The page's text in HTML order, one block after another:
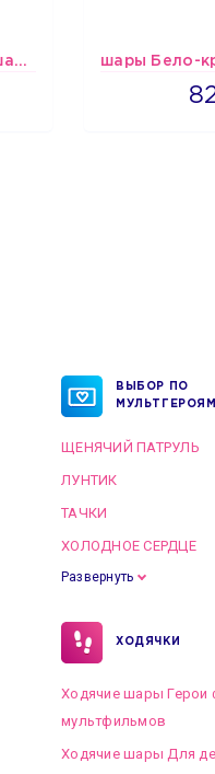
шары Клоун в колпаке с шариком
ВЫБОР ПО
МУЛЬТГЕРОЯМ
ЩЕНЯЧИЙ ПАТРУЛЬ
ЛУНТИК
ТАЧКИ
ХОЛОДНОЕ СЕРДЦЕ
Развернуть
ХОДЯЧКИ
Ходячие шары Герои
мультфильмов
Ходячие шары Для